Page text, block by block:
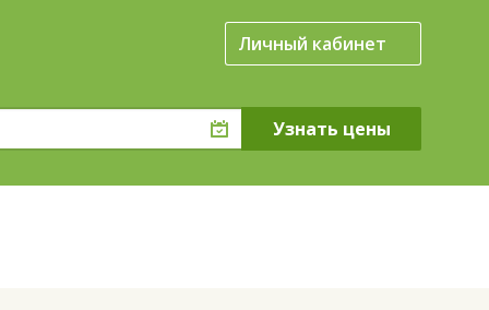
Личный кабинет